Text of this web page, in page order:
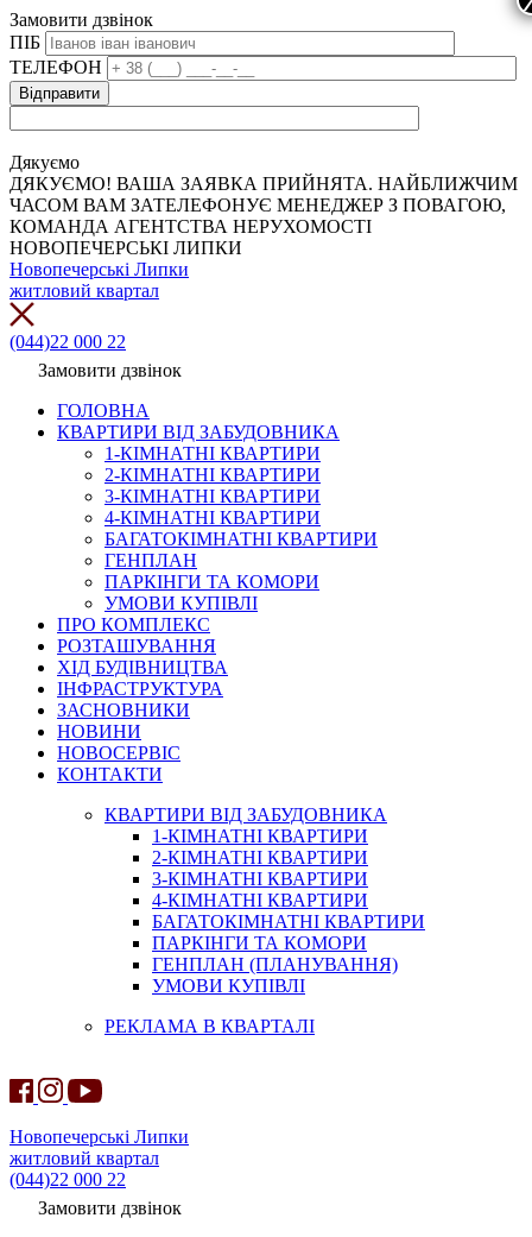
Замовити дзвінок
ПІБ
ТЕЛЕФОН
Дякуємо
ДЯКУЄМО! ВАША ЗАЯВКА ПРИЙНЯТА. НАЙБЛИЖЧИМ
ЧАСОМ ВАМ ЗАТЕЛЕФОНУЄ МЕНЕДЖЕР З ПОВАГОЮ,
КОМАНДА АГЕНТСТВА НЕРУХОМОСТІ
НОВОПЕЧЕРСЬКІ ЛИПКИ
Новопечерські Липки
житловий квартал
(044)22 000 22
Замовити дзвінок
ГОЛОВНА
КВАРТИРИ ВІД ЗАБУДОВНИКА
1-КІМНАТНІ КВАРТИРИ
2-КІМНАТНІ КВАРТИРИ
3-КІМНАТНІ КВАРТИРИ
4-КІМНАТНІ КВАРТИРИ
БАГАТОКІМНАТНІ КВАРТИРИ
ГЕНПЛАН
ПАРКІНГИ ТА КОМОРИ
УМОВИ КУПІВЛІ
ПРО КОМПЛЕКС
РОЗТАШУВАННЯ
ХІД БУДІВНИЦТВА
ІНФРАСТРУКТУРА
ЗАСНОВНИКИ
НОВИНИ
НОВОСЕРВІС
КОНТАКТИ
КВАРТИРИ ВІД ЗАБУДОВНИКА
1-КІМНАТНІ КВАРТИРИ
2-КІМНАТНІ КВАРТИРИ
3-КІМНАТНІ КВАРТИРИ
4-КІМНАТНІ КВАРТИРИ
БАГАТОКІМНАТНІ КВАРТИРИ
ПАРКІНГИ ТА КОМОРИ
ГЕНПЛАН (ПЛАНУВАННЯ)
УМОВИ КУПІВЛІ
РЕКЛАМА В КВАРТАЛІ
Новопечерські Липки
житловий квартал
(044)22 000 22
Замовити дзвінок